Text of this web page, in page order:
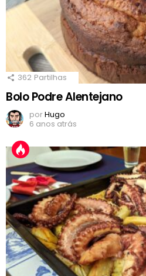
362 Partilhas
Bolo Podre Alentejano
porHugo
6 anos atrás